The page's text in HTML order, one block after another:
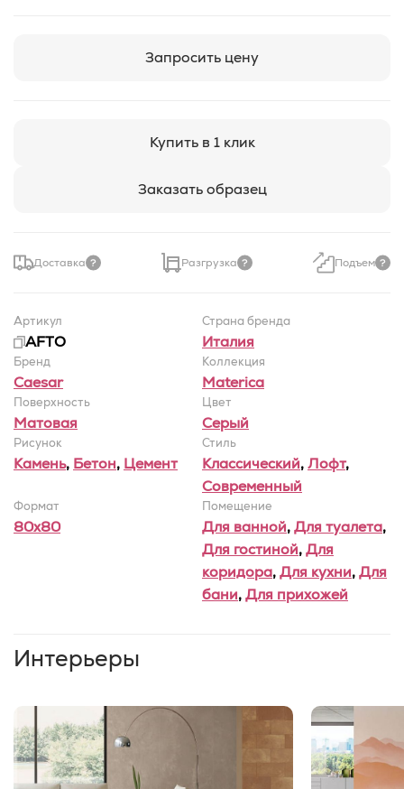
Запросить цену
Купить в 1 клик
Заказать образец
Доставка Разгрузка Подъем
Артикул
AFTO
Страна бренда
Италия
Бренд
Caesar
Коллекция
Materica
Поверхность
Матовая
Цвет
Серый
Рисунок
Камень, Бетон, Цемент
Стиль
Классический,Лофт,
Современный
Формат
80x80
Помещение
Для ванной,Для туалета,
Для гостиной,Для
коридора,Для кухни,Для
бани,Для прихожей
Интерьеры